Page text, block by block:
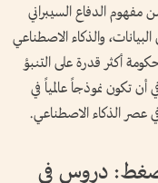
مفهوم الدفاع السيبراني
والذكاء الاصطناعي
أكثر قدرة على التنبؤ
أن تكون نموذجاً عالمياً في
عصر الذكاء الاصطناعي.
دروس في